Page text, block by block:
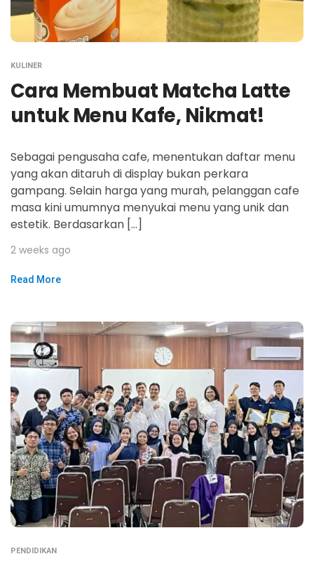
KULINER
Cara Membuat Matcha Latte
untuk Menu Kafe, Nikmat!
Sebagai pengusaha cafe, menentukan daftar menu
yang akan ditaruh di display bukan perkara
gampang. Selain harga yang murah, pelanggan cafe
masa kini umumnya menyukai menu yang unik dan
estetik. Berdasarkan […]
2 weeks ago
Read More
PENDIDIKAN